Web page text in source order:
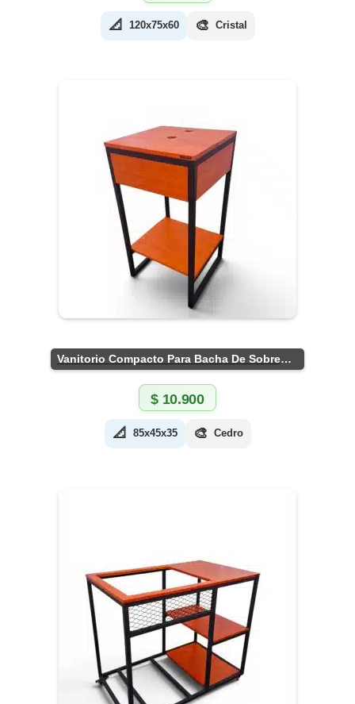
📐 120x75x60 🎨 Cristal
Vanitorio Compacto Para Bacha De Sobreponer
$10.900
📐 85x45x35 🎨 Cedro